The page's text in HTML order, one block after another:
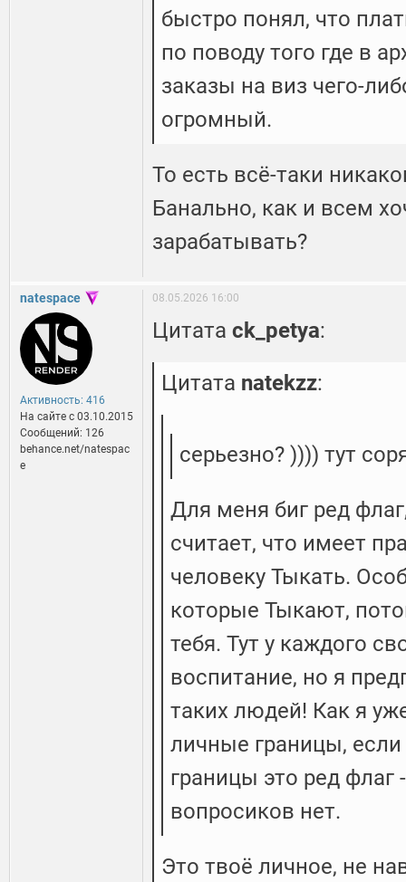
быстро понял, что
по поводу того где в
заказы на виз чего-
огромный.
То есть всё-таки
Банально, как и всем
зарабатывать?
natespace
Активность: 416
На сайте c 03.10.2015
Сообщений: 126
behance.net/natespac
e
08.05.2026 16:00
Цитата ck_petya:
Цитата natekzz:
серьезно? )))) тут
Для меня биг ред
считает, что имеет
человеку Тыкать.
которые Тыкают,
тебя. Тут у каждого
воспитание, но я
таких людей! Как я
личные границы,
границы это ред флаг
вопросиков нет.
Это твоё личное, не